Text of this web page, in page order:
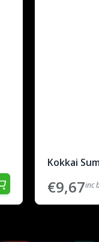
Kokkai
€9,67inc